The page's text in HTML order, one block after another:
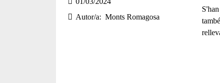
c Autor/a
Monts Romagosa